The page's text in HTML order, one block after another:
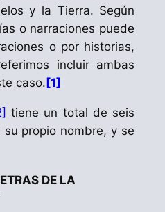
y la Tierra. Según
o narraciones puede
o por historias,
incluir ambas
caso.[1]
tiene un total de seis
propio nombre, y se
DE LA